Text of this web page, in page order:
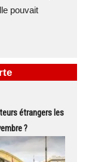
pouvait
étrangers les
?